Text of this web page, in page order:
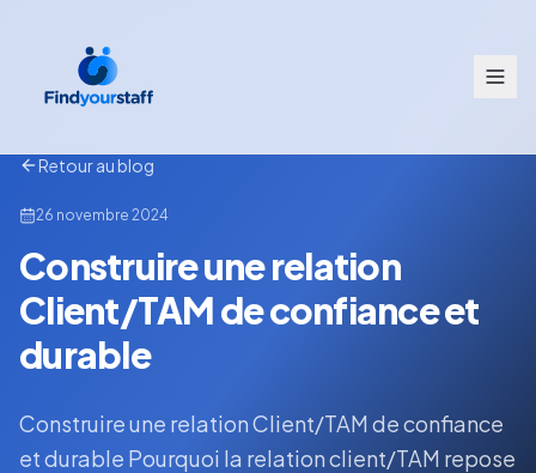
Retour au blog
26 novembre 2024
Construire une relation
Client/TAM de confiance et
durable
Construire une relation Client/TAM de confiance
et durable Pourquoi la relation client/TAM repose